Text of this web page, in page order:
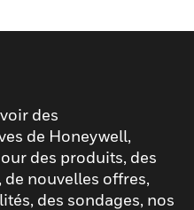
des
de Honeywell,
des produits, des
nouvelles offres,
des sondages, nos